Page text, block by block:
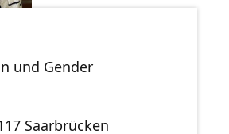
und Gender
Saarbrücken